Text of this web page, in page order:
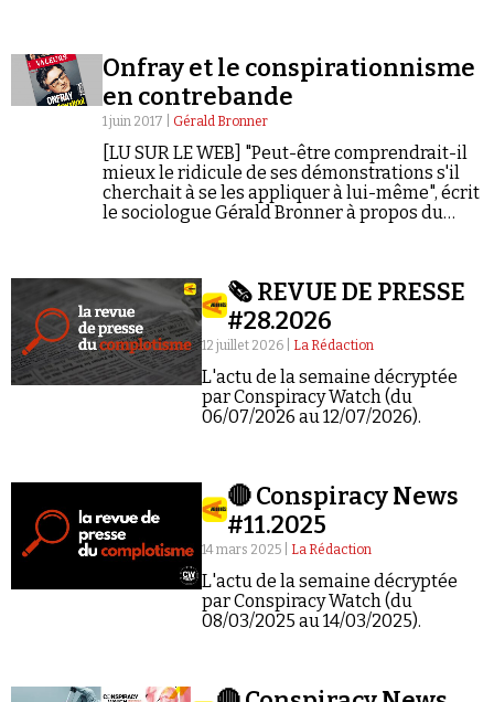
Onfray et le conspirationnisme
en contrebande
1 juin 2017 | Gérald Bronner
[LU SUR LE WEB] "Peut-être comprendrait-il
mieux le ridicule de ses démonstrations s'il
cherchait à se les appliquer à lui-même", écrit
le sociologue Gérald Bronner à propos du
🗞️ REVUE DE PRESSE
#28.2026
12 juillet 2026 | La Rédaction
L'actu de la semaine décryptée
par Conspiracy Watch (du
06/07/2026 au 12/07/2026).
🔴 Conspiracy News
#11.2025
14 mars 2025 | La Rédaction
L'actu de la semaine décryptée
par Conspiracy Watch (du
08/03/2025 au 14/03/2025).